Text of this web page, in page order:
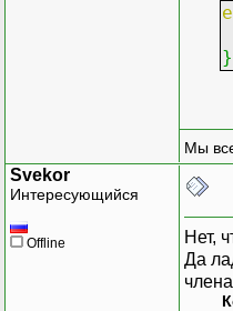
}
Мы
Svekor
Интересующийся
Offline
Нет,
Да